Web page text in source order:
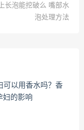
长泡能挖破么 嘴部水
泡处理方法